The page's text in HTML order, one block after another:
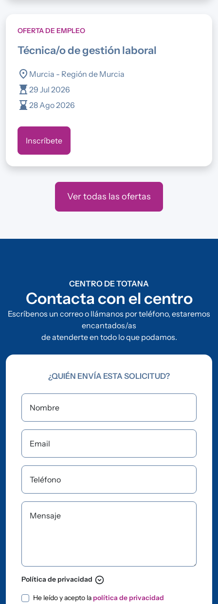
OFERTA DE EMPLEO
técnica/o de gestión laboral
location_on Murcia - Región de Murcia
hourglass_top 29 Jul 2026
hourglass_bottom 28 Ago 2026
Inscríbete
Ver todas las ofertas
CENTRO DE TOTANA
Contacta con el centro
Escríbenos un correo o llámanos por teléfono, estaremos
encantados/as
de atenderte en todo lo que podamos.
¿QUIÉN ENVÍA ESTA SOLICITUD?
Nombre
Email
Teléfono
Mensaje
Política de privacidad expand_circle_down
Política de privacidad
He leído y acepto la política de privacidad